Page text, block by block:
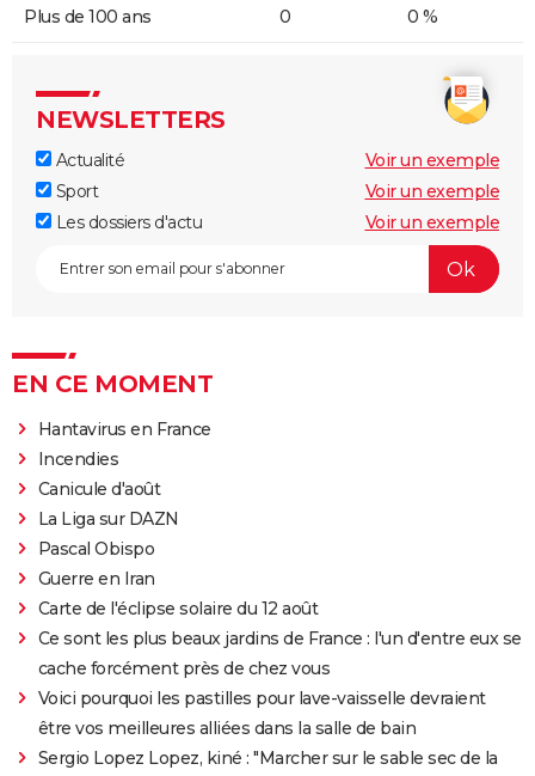
Plus de 100 ans 0 0 %
NEWSLETTERS
Actualité
Voir un exemple
Sport
Voir un exemple
Les dossiers d'actu
Voir un exemple
EN CE MOMENT
Hantavirus en France
Incendies
Canicule d'août
La Liga sur DAZN
Pascal Obispo
Guerre en Iran
Carte de l'éclipse solaire du 12 août
Ce sont les plus beaux jardins de France : l'un d'entre eux se
cache forcément près de chez vous
Voici pourquoi les pastilles pour lave-vaisselle devraient
être vos meilleures alliées dans la salle de bain
Sergio Lopez Lopez, kiné : "Marcher sur le sable sec de la